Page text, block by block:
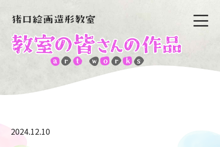
2024.12.10